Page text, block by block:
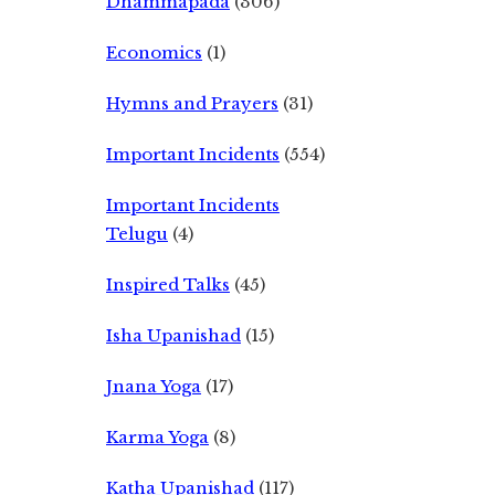
Economics (1)
Hymns and Prayers (31)
Important Incidents (554)
Important Incidents
Telugu (4)
Inspired Talks (45)
Isha Upanishad (15)
Jnana Yoga (17)
Karma Yoga (8)
Katha Upanishad (117)